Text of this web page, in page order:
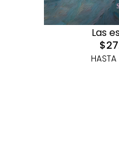
Las